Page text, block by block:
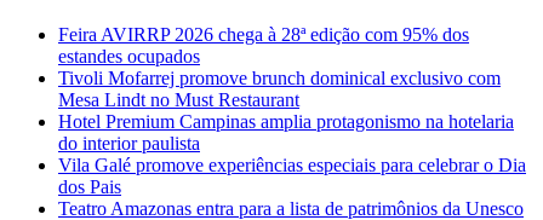
Feira AVIRRP 2026 chega à 28ª edição com 95% dos
estandes ocupados
Tivoli Mofarrej promove brunch dominical exclusivo com
Mesa Lindt no Must Restaurant
Hotel Premium Campinas amplia protagonismo na hotelaria
do interior paulista
Vila Galé promove experiências especiais para celebrar o Dia
dos Pais
Teatro Amazonas entra para a lista de patrimônios da Unesco